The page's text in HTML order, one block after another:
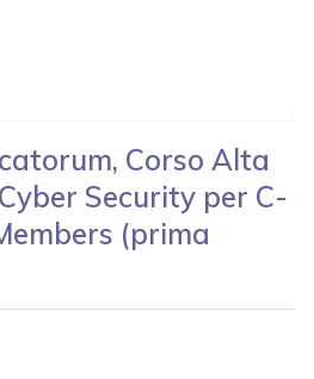
Corso Alta
Security per C-
(prima